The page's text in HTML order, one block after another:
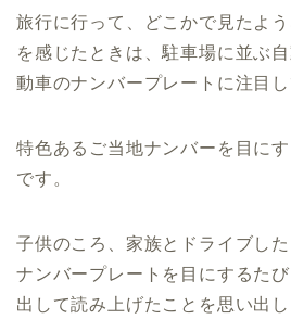
旅行に行って、どこかで見たよ
を感じたときは、駐車場に並ぶ
動車のナンバープレートに注目し
特色あるご当地ナンバーを目に
です。
子供のころ、家族とドライブし
ナンバープレートを目にするた
出して読み上げたことを思い出し